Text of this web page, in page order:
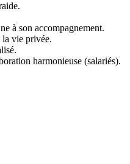
à son accompagnement.
la vie privée.
harmonieuse (salariés).